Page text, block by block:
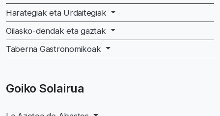
Harategiak eta Urdaitegiak
Oilasko-dendak eta gaztak
Taberna Gastronomikoak
Goiko Solairua